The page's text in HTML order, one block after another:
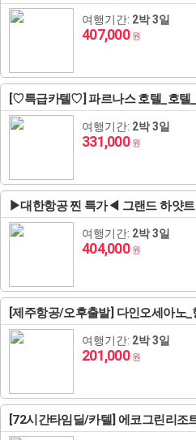
여행기간: 2박 3일
407,000 원
[♡특급카텔♡] 파르나스 호텔_호텔
여행기간: 2박 3일
331,000 원
▶대한항공 찐 특가◀ 그랜드 하얏트
여행기간: 2박 3일
404,000 원
[제주항공/오후출발] 다인오세아노
여행기간: 2박 3일
201,000 원
[72시간타임딜/카텔] 에코그린리조